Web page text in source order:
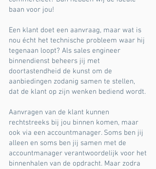
baan voor jou!
Een klant doet een aanvraag, maar wat is
nou écht het technische probleem waar hij
tegenaan loopt? Als sales engineer
binnendienst beheers jij met
doortastendheid de kunst om de
aanbiedingen zodanig samen te stellen,
dat de klant op zijn wenken bediend wordt.
Aanvragen van de klant kunnen
rechtstreeks bij jou binnen komen, maar
ook via een accountmanager. Soms ben jij
alleen en soms ben jij samen met de
accountmanager verantwoordelijk voor het
binnenhalen van de opdracht. Maar zodra